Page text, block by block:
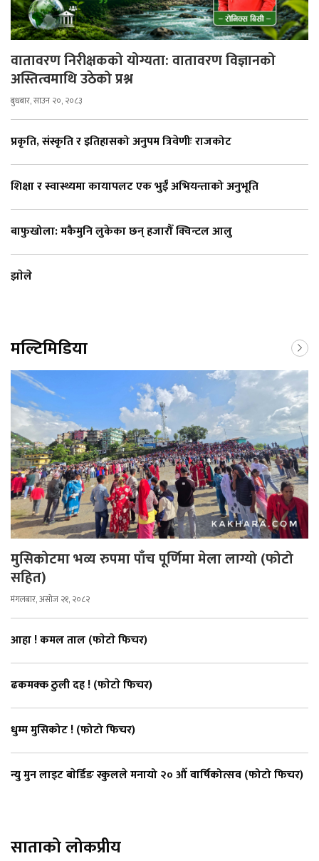
वातावरण निरीक्षकको योग्यता: वातावरण विज्ञानको
अस्तित्वमाथि उठेको प्रश्न
बुधबार, साउन २०, २०८३
प्रकृति, संस्कृति र इतिहासको अनुपम त्रिवेणीः राजकोट
शिक्षा र स्वास्थ्यमा कायापलट एक भुईँ अभियन्ताको अनुभूति
बाफुखोला: मकैमुनि लुकेका छन् हजारौँ क्विन्टल आलु
झाेले
मल्टिमिडिया
मुसिकोटमा भव्य रुपमा पाँच पूर्णिमा मेला लाग्यो (फोटो
सहित)
मंगलबार, असोज २१, २०८२
आहा ! कमल ताल (फाेटाे फिचर)
ढकमक्क ठुली दह ! (फाेटाे फिचर)
धुम्म मुसिकोट ! (फोटो फिचर)
न्यु मुन लाइट बाेर्डिङ स्कुलले मनायो २० औँ वार्षिकोत्सव (फोटो फिचर)
साताको लोकप्रीय